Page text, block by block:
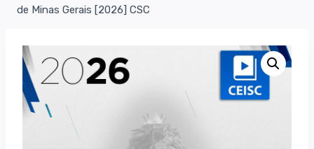
de Minas Gerais [2026] CSC